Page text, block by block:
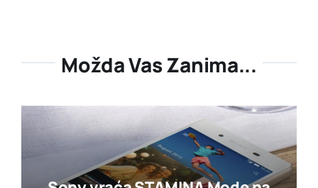
Možda Vas Zanima...